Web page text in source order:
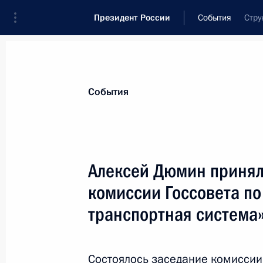
Президент России События
Новости
Руслан Эдельгериев посетил
23 июля 2026 года, 19:00
События
Алексей Дюмин
комиссии Госсовета
транспортная
Состоялось заседание